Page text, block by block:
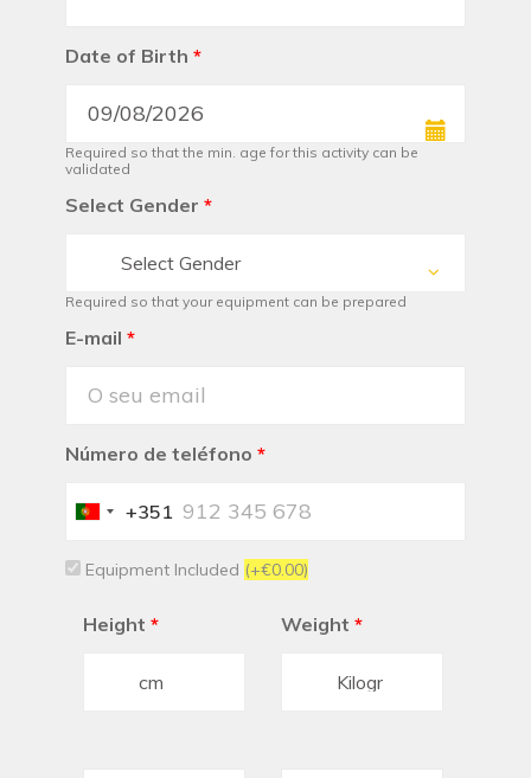
Date of Birth *
Required so that the min. age for this activity can be
validated
Select Gender *
Select Gender
Required so that your equipment can be prepared
E-mail *
Número de teléfono *
Portugal
+351
Equipment Included (+€0.00)
Height * Weight *